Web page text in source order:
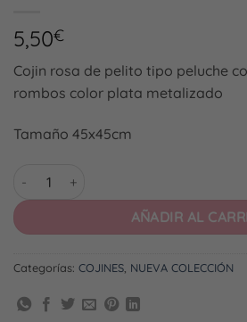
5,50€
Cojin rosa de pelito tipo peluche
rombos color plata metalizado
Tamaño 45x45cm
AÑADIR AL
Categorías: COJINES NUEVA COLECCIÓN